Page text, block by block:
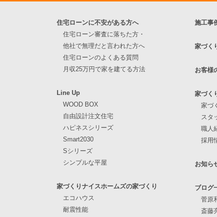
住宅ローンに不安がある方へ
住宅ローン審査に落ちた方・
他社で無理だと言われた方へ
住宅ローンのよくある質問
月収25万円で家を建てる方法
Line Up
WOOD BOX
自由設計注文住宅
ハピネスシリーズ
Smart2030
Sシリーズ
シンプルな平屋
家づくりナイスホームズの家づくり
エコハウス
耐震性能
施工事
家づく
お客様
家づく
家づ
スタ
職人
採用
お知ら
ブログ
菅原
斎藤